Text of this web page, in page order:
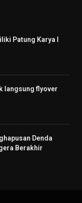
Patung Karya I
langsung flyover
Denda
Berakhir